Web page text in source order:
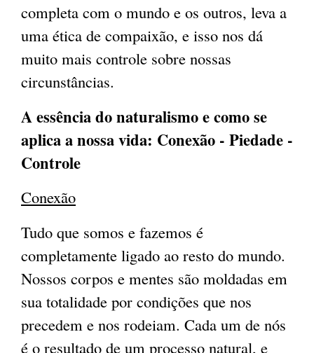
completa com o mundo e os outros, leva a
uma ética de compaixão, e isso nos dá
muito mais controle sobre nossas
circunstâncias.
A essência do naturalismo e como se
aplica a nossa vida: Conexão - Piedade -
Controle
Conexão
Tudo que somos e fazemos é
completamente ligado ao resto do mundo.
Nossos corpos e mentes são moldadas em
sua totalidade por condições que nos
precedem e nos rodeiam. Cada um de nós
é o resultado de um processo natural, e